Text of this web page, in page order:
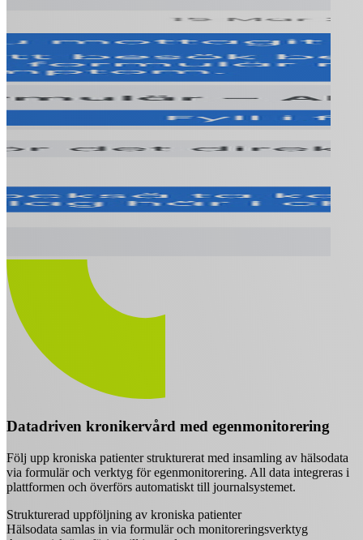
Datadriven kronikervård med egenmonitorering
Följ upp kroniska patienter strukturerat med insamling av hälsodata
via formulär och verktyg för egenmonitorering. All data integreras i
plattformen och överförs automatiskt till journalsystemet.
Strukturerad uppföljning av kroniska patienter
Hälsodata samlas in via formulär och monitoreringsverktyg